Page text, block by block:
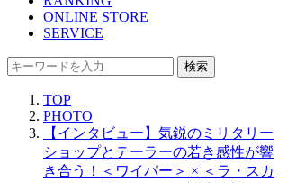
ONLINE STORE
SERVICE
検索
TOP
PHOTO
【インタビュー】気鋭のミリタリー
ショップとテーラーの若き感性が響
き合う！＜ワイパー＞ × ＜ラ・スカ